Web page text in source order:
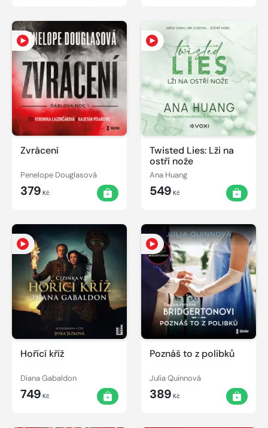
Zvrácení
Penelope Douglasová
379 Kč
Twisted Lies: Lži na
ostří nože
Ana Huang
549 Kč
Hořící kříž
Diana Gabaldon
749 Kč
Poznáš to z polibků
Julia Quinnová
389 Kč